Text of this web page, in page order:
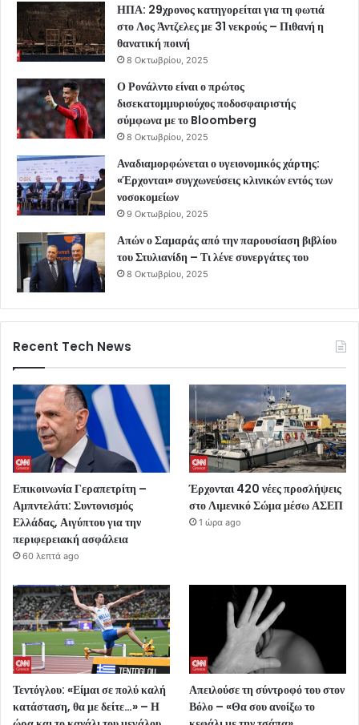
ΗΠΑ: 29χρονος κατηγορείται για τη φωτιά
στο Λος Άντζελες με 31 νεκρούς – Πιθανή η
θανατική ποινή
8 Οκτωβρίου, 2025
Ο Ρονάλντο είναι ο πρώτος
δισεκατομμυριούχος ποδοσφαιριστής
σύμφωνα με το Bloomberg
8 Οκτωβρίου, 2025
Αναδιαμορφώνεται ο υγειονομικός χάρτης:
«Έρχονται» συγχωνεύσεις κλινικών εντός των
νοσοκομείων
9 Οκτωβρίου, 2025
Απών ο Σαμαράς από την παρουσίαση βιβλίου
του Στυλιανίδη – Τι λένε συνεργάτες του
8 Οκτωβρίου, 2025
Recent Tech News
Επικοινωνία Γεραπετρίτη –
Αμπντελάτι: Συντονισμός
Ελλάδας, Αιγύπτου για την
περιφερειακή ασφάλεια
60 λεπτά ago
Έρχονται 420 νέες προσλήψεις
στο Λιμενικό Σώμα μέσω ΑΣΕΠ
1 ώρα ago
Τεντόγλου: «Είμαι σε πολύ καλή
κατάσταση, θα με δείτε…» – Η
Απειλούσε τη σύντροφό του στον
Βόλο – «Θα σου ανοίξω το